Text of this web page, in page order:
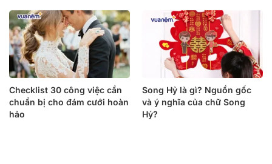
Checklist 30 công việc cần
chuẩn bị cho đám cưới hoàn
hảo
Song Hỷ là gì? Nguồn gốc
và ý nghĩa của chữ Song
Hỷ?